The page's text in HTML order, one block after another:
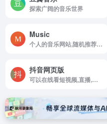
探索广阔的音乐世界
Music
个人的音乐网站,随机推荐民谣音乐的网站
抖音网页版
可以在线看短视频,直播,电影电视剧,短剧,抖音电脑网页版官网在线观看入口